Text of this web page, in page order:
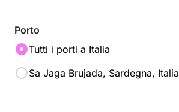
Porto
Tutti i porti a Italia
Sa Jaga Brujada, Sardegna, Italia